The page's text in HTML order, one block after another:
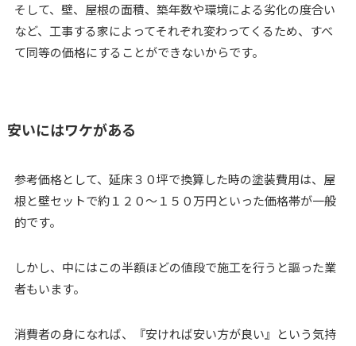
そして、壁、屋根の面積、築年数や環境による劣化の度合い
など、工事する家によってそれぞれ変わってくるため、すべ
て同等の価格にすることができないからです。
安いにはワケがある
参考価格として、延床３０坪で換算した時の塗装費用は、屋
根と壁セットで約１２０～１５０万円といった価格帯が一般
的です。
しかし、中にはこの半額ほどの値段で施工を行うと謳った業
者もいます。
消費者の身になれば、『安ければ安い方が良い』という気持